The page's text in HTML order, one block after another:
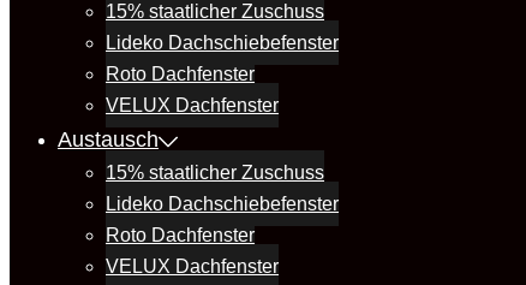
15% staatlicher Zuschuss
Lideko Dachschiebefenster
Roto Dachfenster
VELUX Dachfenster
Austausch
15% staatlicher Zuschuss
Lideko Dachschiebefenster
Roto Dachfenster
VELUX Dachfenster